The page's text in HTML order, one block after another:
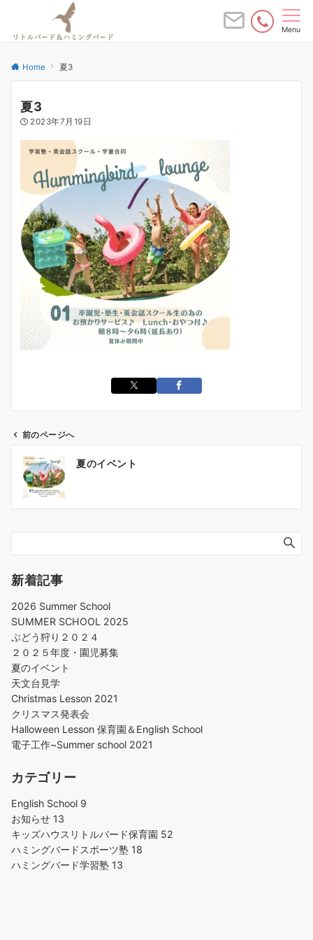
Menu
Home 夏3
夏3
2023年7月19日
前のページへ
夏のイベント
新着記事
2026 Summer School
SUMMER SCHOOL 2025
ぶどう狩り２０２４
２０２５年度・園児募集
夏のイベント
天文台見学
Christmas Lesson 2021
クリスマス発表会
Halloween Lesson 保育園＆English School
電子工作~Summer school 2021
カテゴリー
English School 9
お知らせ 13
キッズハウスリトルバード保育園 52
ハミングバードスポーツ塾 18
ハミングバード学習塾 13